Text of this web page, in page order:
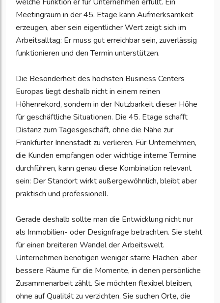
Meetingraum in der 45. Etage kann Aufmerksamkeit
erzeugen, aber sein eigentlicher Wert zeigt sich im
Arbeitsalltag: Er muss gut erreichbar sein, zuverlässig
funktionieren und den Termin unterstützen.
Die Besonderheit des höchsten Business Centers
Europas liegt deshalb nicht in einem reinen
Höhenrekord, sondern in der Nutzbarkeit dieser Höhe
für geschäftliche Situationen. Die 45. Etage schafft
Distanz zum Tagesgeschäft, ohne die Nähe zur
Frankfurter Innenstadt zu verlieren. Für Unternehmen,
die Kunden empfangen oder wichtige interne Termine
durchführen, kann genau diese Kombination relevant
sein: Der Standort wirkt außergewöhnlich, bleibt aber
praktisch und professionell.
Gerade deshalb sollte man die Entwicklung nicht nur
als Immobilien- oder Designfrage betrachten. Sie steht
für einen breiteren Wandel der Arbeitswelt.
Unternehmen benötigen weniger starre Flächen, aber
bessere Räume für die Momente, in denen persönliche
Zusammenarbeit zählt. Sie möchten flexibel bleiben,
ohne auf Qualität zu verzichten. Sie suchen Orte, die